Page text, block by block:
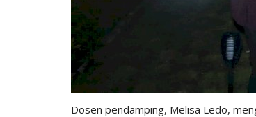
Dosen pendamping, Melisa Ledo,